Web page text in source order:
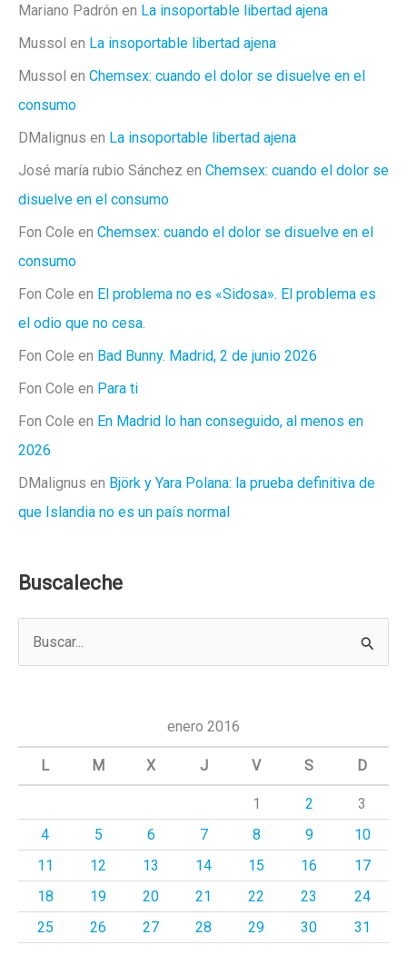
Mariano Padrón en La insoportable libertad ajena
Mussol en La insoportable libertad ajena
Mussol en Chemsex: cuando el dolor se disuelve en el
consumo
DMalignus en La insoportable libertad ajena
José maría rubio Sánchez en Chemsex: cuando el dolor se
disuelve en el consumo
Fon Cole en Chemsex: cuando el dolor se disuelve en el
consumo
Fon Cole en El problema no es «Sidosa». El problema es
el odio que no cesa.
Fon Cole en Bad Bunny. Madrid, 2 de junio 2026
Fon Cole en Para ti
Fon Cole en En Madrid lo han conseguido, al menos en
2026
DMalignus en Björk y Yara Polana: la prueba definitiva de
que Islandia no es un país normal
Buscaleche
a
enero 2016
L M X J V S D
1 2
3
4
5 6 7 8 9
10
11
12 13 14 15 16
17
18
19 20 21 22 23
24
25
26 27 28 29 30 31